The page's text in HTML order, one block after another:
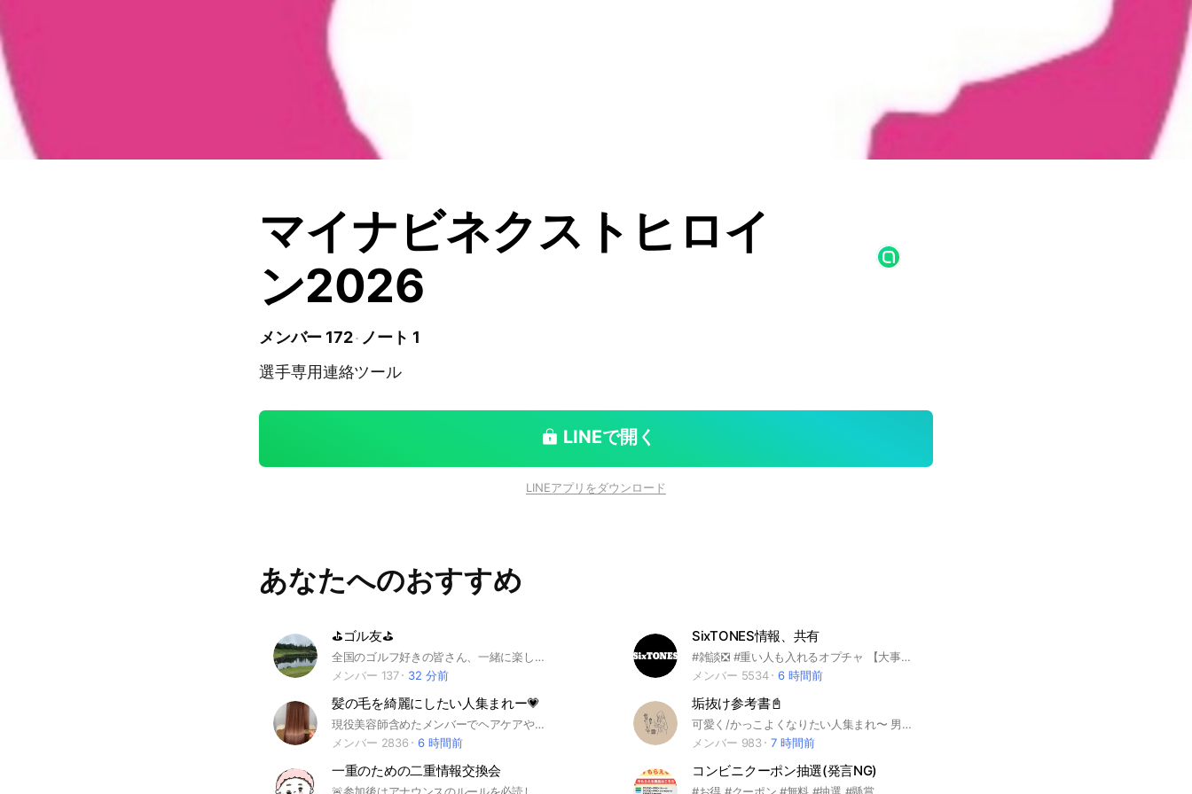
マイナビネクストヒロイ
ン2026
メンバー 172
ノート 1
選手専用連絡ツール
LINEで開く
LINEアプリをダウンロード
あなたへのおすすめ
⛳ゴル友⛳
全国のゴルフ好きの皆さん、一緒に楽しいゴルフトークをしましょう。 もっと上手くなりたい方、ラウンドメンバーが欲しい方等、まずは覗いてみませんか？ ⛳️ゴル友⛳️メンバーだけのゴルフコンペもあります。（希望者のみ） 各地区のメンバー同士のラウンドや練習会等もあります！ 上級者から初心者、男性も女性も、皆さん楽しい仲間がきっと歓迎してくれます。 もちろんゴルフ以外のトーク（趣味や各地区の名物や名所等）も、沢山楽しめます。 スムーズにチャットが出来るように、皆さんハンドルネームの後ろに、『所在地、性別、年齢（女性は無し）』等が記入していますのでトークがしやすいです。 入会されたら(上)上のアナウンス欄に記入の仕方が書いてありますので、新規さんも、ご協力をお願いします🤲
メンバー 137
32 分前
SixTONES情報、共有
#雑談❎ #重い人も入れるオプチャ 【大事なノート見てください】 #SixTONES出演情報 #挨拶不要 回答は必ず｢○｣のみでお願いします。 それ以外は削除させていただきます。
メンバー 5534
6 時間前
髪の毛を綺麗にしたい人集まれー💗
現役美容師含めたメンバーでヘアケアやヘアケア用品、正しい毛髪知識や、知って得する豆知識、ヘアスタイルのご相談や口コミなど共有できる環境です！
メンバー 2836
6 時間前
垢抜け参考書📓
可愛く/かっこよくなりたい人集まれ〜 男女/年齢関係なく気軽に入ってね♡ 即抜け❌((宣伝して抜けるとかありえないかんね？ 荒らし・下ネタ❌((強制退会・通報しちゃうぞ(ˊᗜˋ) 垢抜けとメチャクチャ関係ない話はやだよ。もし、辞めなかったら他の人の迷惑になるんですぐ蹴ります。 それと～、垢抜け参考書だから、ノートを垢抜けするための参考書のような形で作っていって欲しいなとおもいます(*^^*)自己紹介控えて欲しいです。 ※少し通知多め♡ んじゃ、中で待ってますんで、早く入ってちょうだい(っ˙˘˙)っ #垢抜け#男女兼用#可愛くなりたい#かっこよくなりたい#ファッション#メイク#髪型#ダイエット#スタイル#モテたい#オススメ
メンバー 983
7 時間前
一重のための二重情報交換会 コンビニクーポン抽選(発言NG)